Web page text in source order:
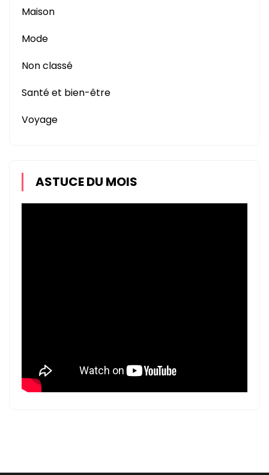
Maison
Mode
Non classé
Santé et bien-être
Voyage
ASTUCE DU MOIS